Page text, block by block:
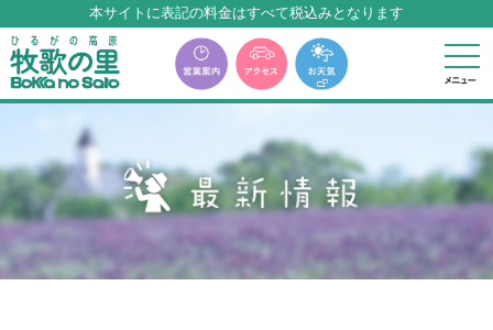
本サイトに表記の料金はすべて税込みとなります
牧歌の里温泉『牧華』は12月中旬まで休館いたします。